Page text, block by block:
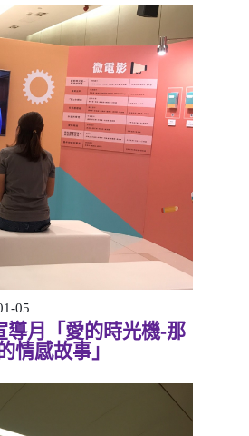
05
導月「愛的時光機-那
情感故事」